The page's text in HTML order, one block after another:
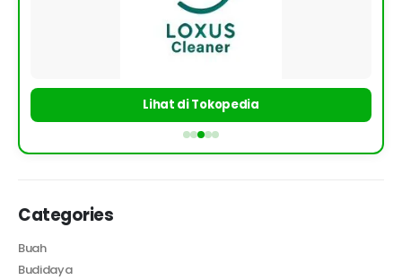
Lihat di Tokopedia
Categories
Buah
Budidaya